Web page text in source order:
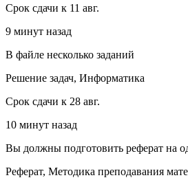
Срок сдачи к 11 авг.
9 минут назад
В файле несколько заданий
Решение задач, Информатика
Срок сдачи к 28 авг.
10 минут назад
Вы должны подготовить реферат на
Реферат, Методика преподавания